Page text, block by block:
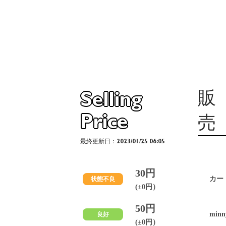
Selling
Price
販
売
最終更新日：2023/01/25 06:05
状態不良
30円
(±0円）
カー
良好
50円
(±0円）